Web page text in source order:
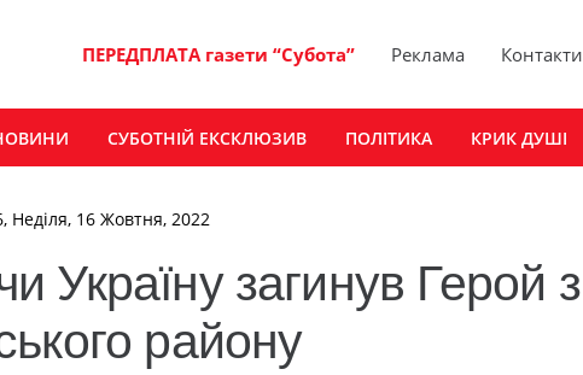
ПЕРЕДПЛАТА газети “Субота” Реклама Контакти
СУБОТНІЙ ЕКСКЛЮЗИВ ПОЛІТИКА КРИК ДУШІ
Неділя, 16 Жовтня, 2022
Україну загинув Герой з
району